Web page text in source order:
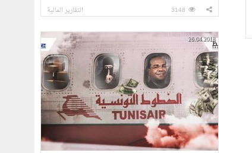
التقارير المالية 3148
26.04.2018